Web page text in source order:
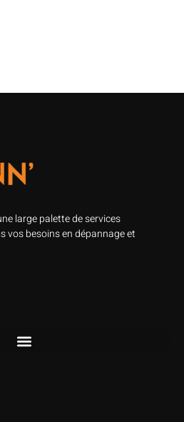
large palette de services
vos besoins en dépannage et